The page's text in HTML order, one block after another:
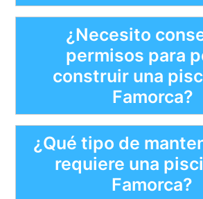
¿Necesito
permisos para
construir una
Famorca?
¿Qué tipo de
requiere una
Famorca?